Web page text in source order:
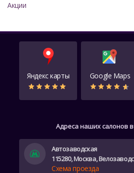
Акции
Яндекс карты Google Maps
Адреса наших салонов
Автозаводская
115280, Москва,
Схема проезда